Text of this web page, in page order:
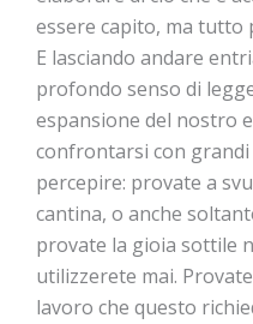
essere capito, ma tutto
E lasciando andare
profondo senso di
espansione del nostro
confrontarsi con
percepire: provate a
cantina, o anche
provate la gioia sottile
utilizzerete mai.
lavoro che questo